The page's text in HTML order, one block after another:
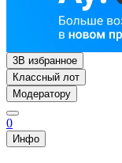
3В избранное
Классный лот
Модератору
0
Инфо